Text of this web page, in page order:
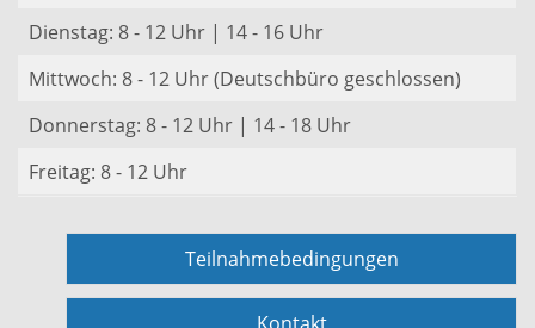
Dienstag: 8 - 12 Uhr | 14 - 16 Uhr
Mittwoch: 8 - 12 Uhr (Deutschbüro geschlossen)
Donnerstag: 8 - 12 Uhr | 14 - 18 Uhr
Freitag: 8 - 12 Uhr
Teilnahmebedingungen